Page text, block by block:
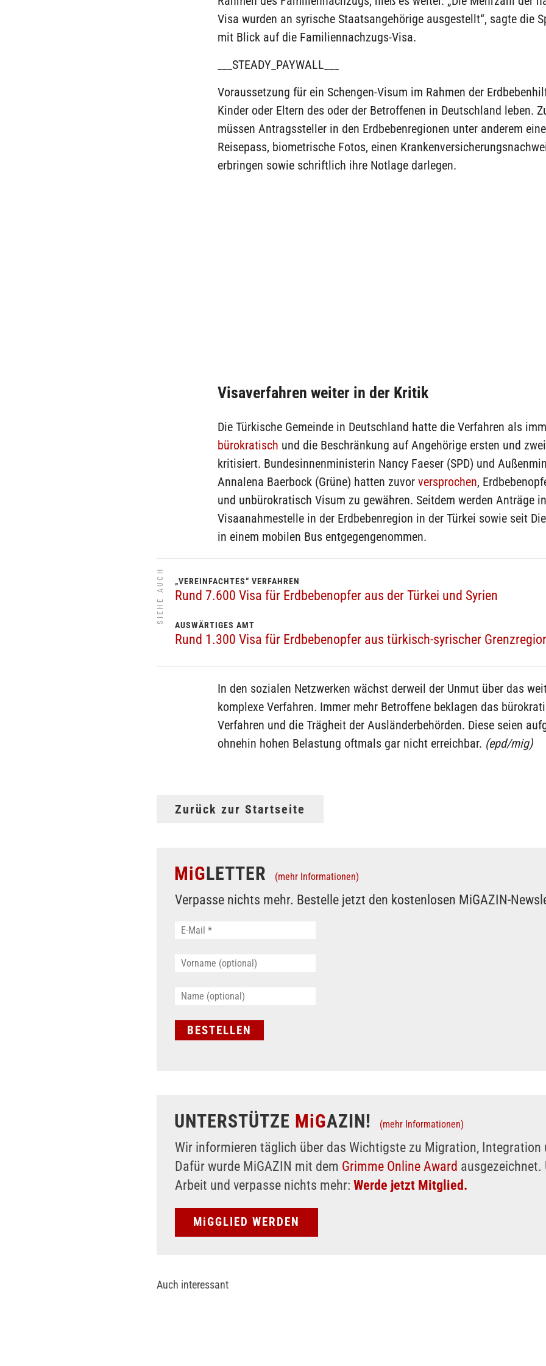
Visa wurden an syrische Staatsangehörige ausgestellt“, sagte die
mit Blick auf die Familiennachzugs-Visa.
___STEADY_PAYWALL___
Voraussetzung für ein Schengen-Visum im Rahmen der
Kinder oder Eltern des oder der Betroffenen in Deutschland leben.
müssen Antragssteller in den Erdbebenregionen unter anderem
Reisepass, biometrische Fotos, einen
erbringen sowie schriftlich ihre Notlage darlegen.
Visaverfahren weiter in der Kritik
Die Türkische Gemeinde in Deutschland hatte die Verfahren als
bürokratisch und die Beschränkung auf Angehörige ersten und
kritisiert. Bundesinnenministerin Nancy Faeser (SPD) und
Annalena Baerbock (Grüne) hatten zuvor versprochen,
und unbürokratisch Visum zu gewähren. Seitdem werden Anträge
Visaanahmestelle in der Erdbebenregion in der Türkei sowie seit
in einem mobilen Bus entgegengenommen.
SIEHE AUCH „VEREINFACHTES“ VERFAHREN
Rund 7.600 Visa für Erdbebenopfer aus der Türkei und Syrien
AUSWÄRTIGES AMT
Rund 1.300 Visa für Erdbebenopfer aus türkisch-syrischer
In den sozialen Netzwerken wächst derweil der Unmut über das
komplexe Verfahren. Immer mehr Betroffene beklagen das
Verfahren und die Trägheit der Ausländerbehörden. Diese seien
ohnehin hohen Belastung oftmals gar nicht erreichbar. (epd/mig)
Zurück zur Startseite
MiGLETTER (mehr Informationen)
Verpasse nichts mehr. Bestelle jetzt den kostenlosen MiGAZIN-
UNTERSTÜTZE MiGAZIN! (mehr Informationen)
Wir informieren täglich über das Wichtigste zu Migration, Integration
Dafür wurde MiGAZIN mit dem Grimme Online Award
Arbeit und verpasse nichts mehr: Werde jetzt Mitglied.
MiGGLIED WERDEN
Auch interessant